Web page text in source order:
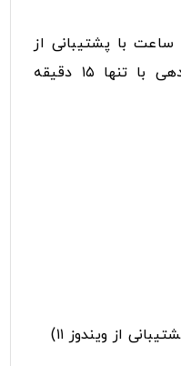
با ظرفیت ۷۶ وات ساعت با پشتیبانی از
شارژ سریع (دو ساعت شارژدهی با تنها ۱۵ دقیقه
از ویندوز ۱۱)